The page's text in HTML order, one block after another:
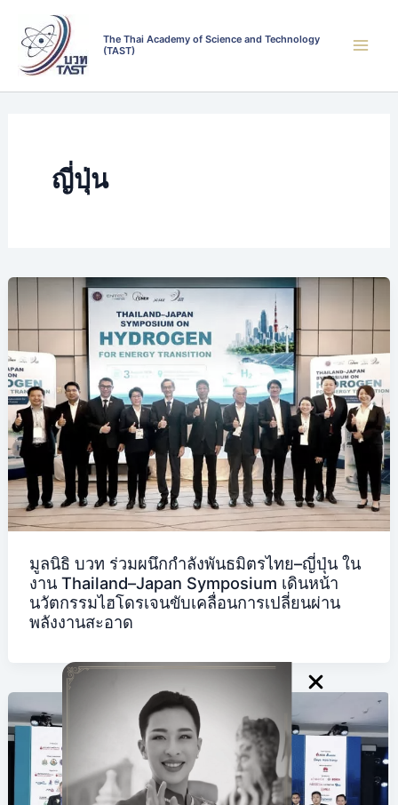
content
The Thai Academy of Science and Technology
(TAST)
ญี่ปุ่น
มูลนิธิ บวท ร่วมผนึกกำลังพันธมิตรไทย–ญี่ปุ่น ใน
งาน Thailand–Japan Symposium เดินหน้า
นวัตกรรมไฮโดรเจนขับเคลื่อนการเปลี่ยนผ่าน
พลังงานสะอาด